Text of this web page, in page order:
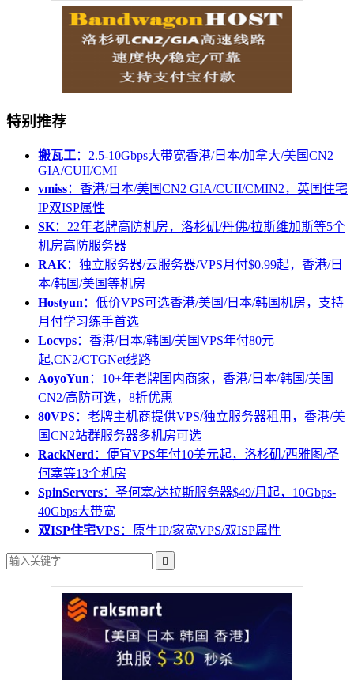
特别推荐
搬瓦工：2.5-10Gbps大带宽香港/日本/加拿大/美国CN2
GIA/CUII/CMI
vmiss：香港/日本/美国CN2 GIA/CUII/CMIN2，英国住宅
IP双ISP属性
SK：22年老牌高防机房，洛杉矶/丹佛/拉斯维加斯等5个
机房高防服务器
RAK：独立服务器/云服务器/VPS月付$0.99起，香港/日
本/韩国/美国等机房
Hostyun ：低价VPS可选香港/美国/日本/韩国机房，支持
月付学习练手首选
Locvps：香港/日本/韩国/美国VPS年付80元
起,CN2/CTGNet线路
AoyoYun ：10+年老牌国内商家，香港/日本/韩国/美国
CN2/高防可选，8折优惠
80VPS：老牌主机商提供VPS/独立服务器租用，香港/美
国CN2站群服务器多机房可选
RackNerd ：便宜VPS年付10美元起，洛杉矶/西雅图/圣
何塞等13个机房
SpinServers：圣何塞/达拉斯服务器$49/月起，10Gbps-
40Gbps大带宽
双ISP住宅VPS：原生IP/家宽VPS/双ISP属性
